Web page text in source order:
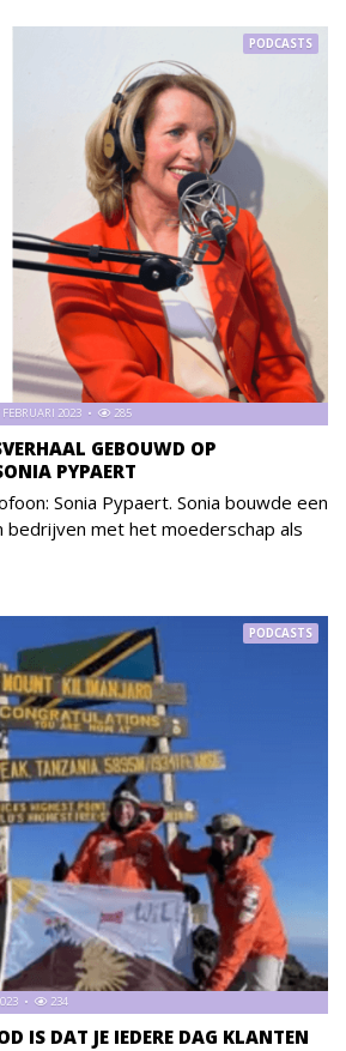
GEBOUWD OP
PYPAERT
FEBRUARI 2023 285
PODCASTS
Sonia Pypaert. Sonia bouwde een
met het moederschap als
IS DAT JE IEDERE DAG KLANTEN
234
PODCASTS